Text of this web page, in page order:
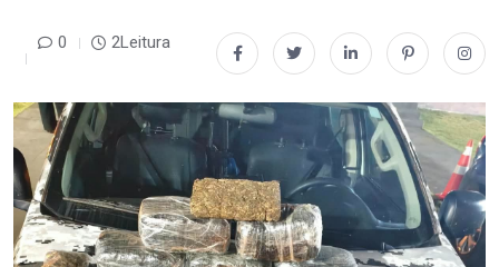
0 2Leitura